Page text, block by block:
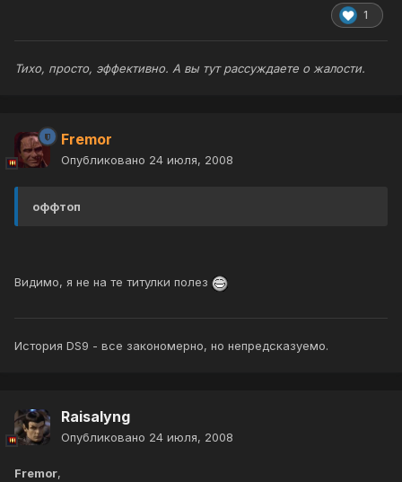
1
Тихо, просто, эффективно. А вы тут рассуждаете о жалости.
Fremor
Опубликовано 24 июля, 2008
оффтоп
Видимо, я не на те титулки полез
История DS9 - все закономерно, но непредсказуемо.
Raisalyng
Опубликовано 24 июля, 2008
Fremor,